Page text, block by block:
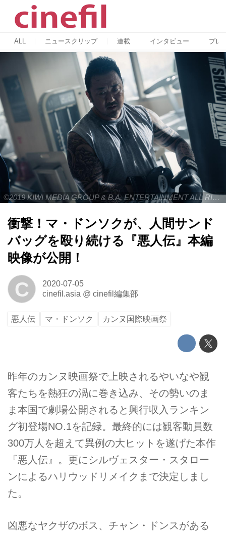
ALL ニュースクリップ 連載 インタビュー プレ
©︎2019 KIWI MEDIA GROUP & B.A. ENTERTAINMENT ALL RIGHTS RESERVED.
衝撃！マ・ドンソクが、人間サンド
バッグを殴り続ける『悪人伝』本編
映像が公開！
C
2020-07-05
cinefil.asia @ cinefil編集部
悪人伝 マ・ドンソク カンヌ国際映画祭
昨年のカンヌ映画祭で上映されるやいなや観
客たちを熱狂の渦に巻き込み、その勢いのま
ま本国で劇場公開されると興⾏収⼊ランキン
グ初登場NO.1を記録。最終的には観客動員数
300万⼈を超えて異例の大ヒットを遂げた本作
『悪人伝』。更にシルヴェスター・スタロー
ンによるハリウッドリメイクまで決定しまし
た。
凶悪なヤクザのボス、チャン・ドンスがある